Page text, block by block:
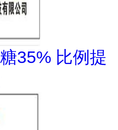
35% 比例提